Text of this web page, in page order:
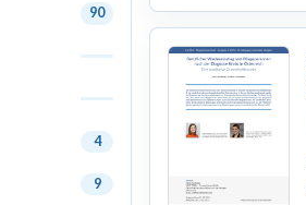
90
4
9